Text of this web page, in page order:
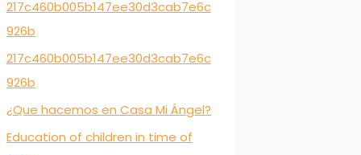
217c460b005b147ee30d3cab7e6c
926b
217c460b005b147ee30d3cab7e6c
926b
¿Que hacemos en Casa Mi Ángel?
Education of children in time of